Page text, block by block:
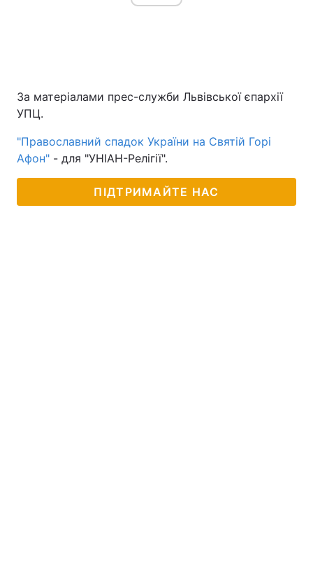
За матеріалами прес-служби Львівської єпархії
УПЦ.
"Православний спадок України на Святій Горі
Афон" - для "УНІАН-Релігії".
ПІДТРИМАЙТЕ НАС